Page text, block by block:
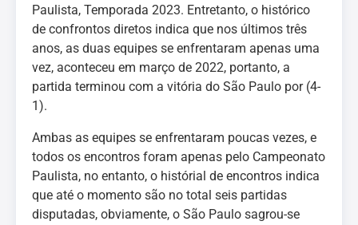
Paulista, Temporada 2023. Entretanto, o histórico
de confrontos diretos indica que nos últimos três
anos, as duas equipes se enfrentaram apenas uma
vez, aconteceu em março de 2022, portanto, a
partida terminou com a vitória do São Paulo por (4-
1).
Ambas as equipes se enfrentaram poucas vezes, e
todos os encontros foram apenas pelo Campeonato
Paulista, no entanto, o histórial de encontros indica
que até o momento são no total seis partidas
disputadas, obviamente, o São Paulo sagrou-se